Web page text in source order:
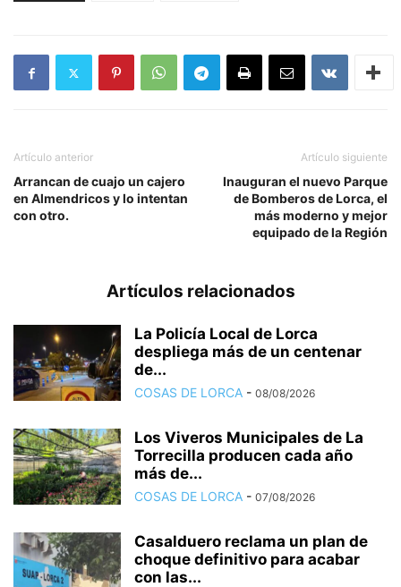
Artículo anterior
Arrancan de cuajo un cajero
en Almendricos y lo intentan
con otro.
Artículo siguiente
Inauguran el nuevo Parque
de Bomberos de Lorca, el
más moderno y mejor
equipado de la Región
Artículos relacionados
La Policía Local de Lorca
despliega más de un centenar
de...
COSAS DE LORCA - 08/08/2026
Los Viveros Municipales de La
Torrecilla producen cada año
más de...
COSAS DE LORCA - 07/08/2026
Casalduero reclama un plan de
choque definitivo para acabar
con las...